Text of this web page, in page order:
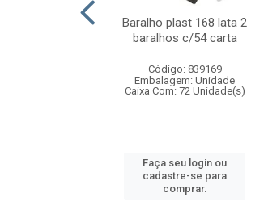
Baralho plast 168 lata 2
baralhos c/54 carta
Código: 839169
Embalagem: Unidade
Caixa Com: 72 Unidade(s)
Faça seu login ou
cadastre-se para
comprar.